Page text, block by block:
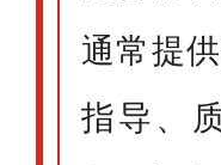
通常提
指导、